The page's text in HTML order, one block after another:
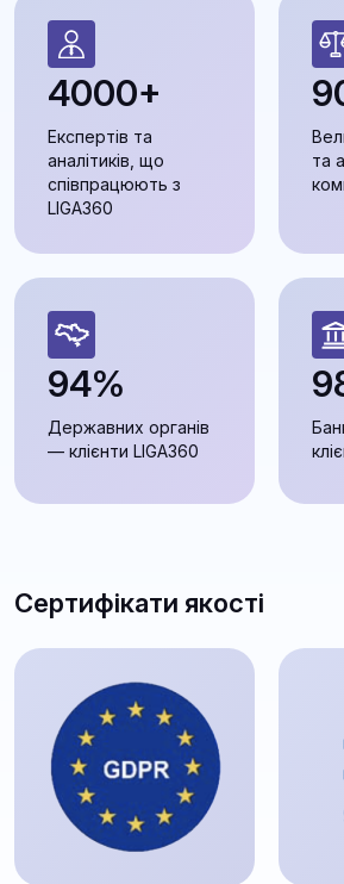
4000+
Експертів та
аналітиків, що
співпрацюють з
LIGA360
та
94%
Державних органів
— клієнти LIGA360
Сертифікати якості